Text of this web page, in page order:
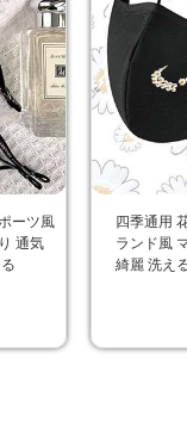
ーツ風
通気
四季通用
ランド風
綺麗 洗え